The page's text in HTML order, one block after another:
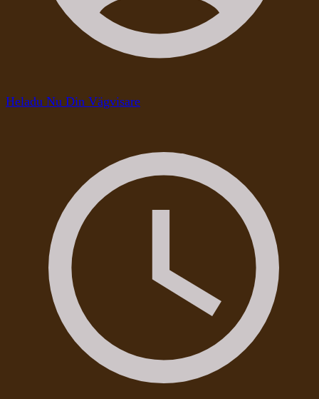
Heladu Nu Din Vägvisare